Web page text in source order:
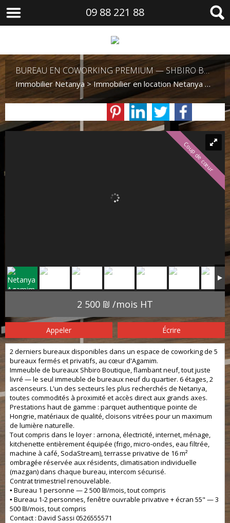
09 88 221 88
BUREAU EN COWORKING PREMIUM — SHBIRO BOUTIQUE, QUARTIER AGAMIM, NETANYA
Immobilier Netanya > Immobilier en location Netanya >
Coup de cœur
2 500 ₪ /mois HT
Appeler Écrire
2 derniers bureaux disponibles dans un espace de coworking de 5
bureaux fermés et privatifs, au cœur d'Agamim.
Immeuble de bureaux Shbiro Boutique, flambant neuf, tout juste
livré — le seul immeuble de bureaux neuf du quartier. 6 étages, 2
ascenseurs. L'un des secteurs les plus recherchés de Netanya,
toutes commodités à proximité et accès direct aux grands axes.
Prestations haut de gamme : parquet authentique pointe de
Hongrie, matériaux de qualité, cloisons vitrées pour un maximum
de lumière naturelle.
Tout compris dans le loyer : arnona, électricité, internet, ménage,
kitchenette entièrement équipée (frigo, micro-ondes, eau filtrée,
machine à café, SodaStream), terrasse privative de 16 m²
ombragée réservée aux résidents, climatisation individuelle
(mazgan) dans chaque bureau, intercom sécurisé.
Contrat trimestriel renouvelable.
▪️ Bureau 1 personne — 2 500 ₪/mois, tout compris
▪️ Bureau 1-2 personnes, fenêtre ouvrable privative + écran 55" — 3
500 ₪/mois, tout compris
Contact : David Sassi 0526555571